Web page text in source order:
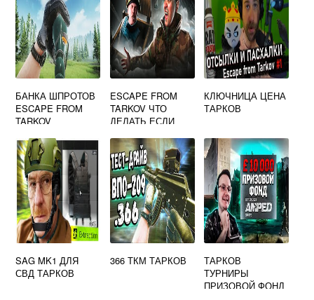
БАНКА ШПРОТОВ
ESCAPE FROM
TARKOV
ESCAPE FROM
TARKOV ЧТО
ДЕЛАТЬ ЕСЛИ
КЛЮЧНИЦА ЦЕНА
ТАРКОВ
SAG MK1 ДЛЯ
СВД ТАРКОВ
366 ТКМ ТАРКОВ
ТАРКОВ
ТУРНИРЫ
ПРИЗОВОЙ ФОНД